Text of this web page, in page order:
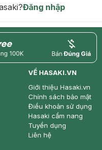
Đăng nhập
price
VỀ HASAKI.VN
Giới thiệu Hasaki.vn
Chính sách bảo mật
Điều khoản sử dụng
Hasaki cẩm nang
Tuyển dụng
Liên hệ